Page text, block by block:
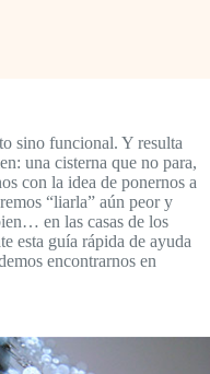
sino funcional. Y resulta
una cisterna que no para,
con la idea de ponernos a
“liarla” aún peor y
en las casas de los
esta guía rápida de ayuda
encontrarnos en